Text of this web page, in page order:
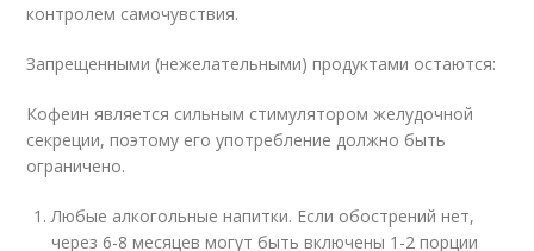
контролем самочувствия.
Запрещенными (нежелательными) продуктами остаются:
Кофеин является сильным стимулятором желудочной
секреции, поэтому его употребление должно быть
ограничено.
Любые алкогольные напитки. Если обострений нет,
через 6-8 месяцев могут быть включены 1-2 порции